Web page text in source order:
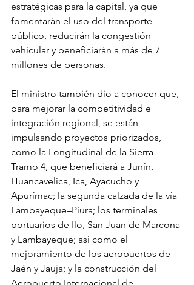
estratégicas para la capital, ya que
fomentarán el uso del transporte
público, reducirán la congestión
vehicular y beneficiarán a más de 7
millones de personas.
El ministro también dio a conocer que,
para mejorar la competitividad e
integración regional, se están
impulsando proyectos priorizados,
como la Longitudinal de la Sierra –
Tramo 4, que beneficiará a Junín,
Huancavelica, Ica, Ayacucho y
Apurímac; la segunda calzada de la vía
Lambayeque–Piura; los terminales
portuarios de Ilo, San Juan de Marcona
y Lambayeque; así como el
mejoramiento de los aeropuertos de
Jaén y Jauja; y la construcción del